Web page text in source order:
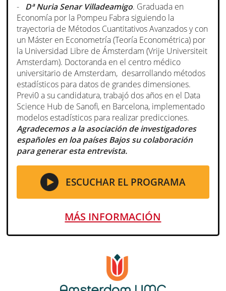
- Dª Nuria Senar Villadeamigo. Graduada en
Economía por la Pompeu Fabra siguiendo la
trayectoria de Métodos Cuantitativos Avanzados y con
un Máster en Econometría (Teoría Econométrica) por
la Universidad Libre de Ámsterdam (Vrije Universiteit
Amsterdam). Doctoranda en el centro médico
universitario de Amsterdam, desarrollando métodos
estadísticos para datos de grandes dimensiones.
Previ0 a su candidatura, trabajó dos años en el Data
Science Hub de Sanofi, en Barcelona, implementado
modelos estadísticos para realizar predicciones.
Agradecemos a la asociación de investigadores
españoles en loa países Bajos su colaboración
para generar esta entrevista.
ESCUCHAR EL PROGRAMA
MÁS INFORMACIÓN